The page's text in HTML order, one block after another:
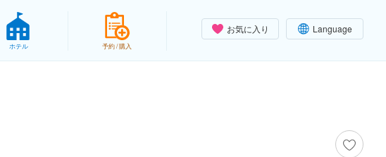
お気に入り Language
ホテル 予約 / 購入